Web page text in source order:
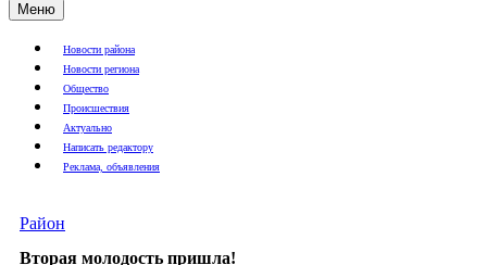
Меню
Новости района
Новости региона
Общество
Происшествия
Актуально
Написать редактору
Реклама, объявления
Район
Вторая молодость пришла!